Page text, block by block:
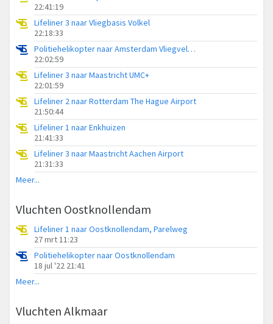
22:41:19
Lifeliner 3 naar Vliegbasis Volkel
22:18:33
Politiehelikopter naar Amsterdam Vliegveld Schiphol
22:02:59
Lifeliner 3 naar Maastricht UMC+
22:01:59
Lifeliner 2 naar Rotterdam The Hague Airport
21:50:44
Lifeliner 1 naar Enkhuizen
21:41:33
Lifeliner 3 naar Maastricht Aachen Airport
21:31:33
Meer...
Vluchten Oostknollendam
Lifeliner 1 naar Oostknollendam, Parelweg
27 mrt 11:23
Politiehelikopter naar Oostknollendam
18 jul '22 21:41
Meer...
Vluchten Alkmaar